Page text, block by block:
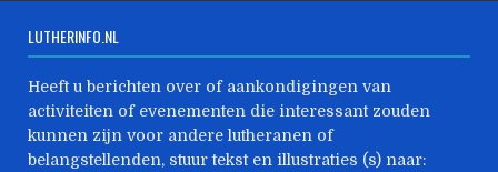
LUTHERINFO.NL
Heeft u berichten over of aankondigingen van
activiteiten of evenementen die interessant zouden
kunnen zijn voor andere lutheranen of
belangstellenden, stuur tekst en illustraties (s) naar: